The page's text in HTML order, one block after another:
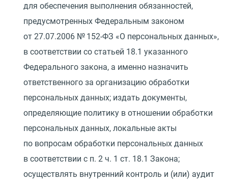
для обеспечения выполнения обязанностей,
предусмотренных Федеральным законом
от 27.07.2006 № 152-ФЗ «О персональных данных»,
в соответствии со статьей 18.1 указанного
Федерального закона, а именно назначить
ответственного за организацию обработки
персональных данных; издать документы,
определяющие политику в отношении обработки
персональных данных, локальные акты
по вопросам обработки персональных данных
в соответствии с п. 2 ч. 1 ст. 18.1 Закона;
осуществлять внутренний контроль и (или) аудит